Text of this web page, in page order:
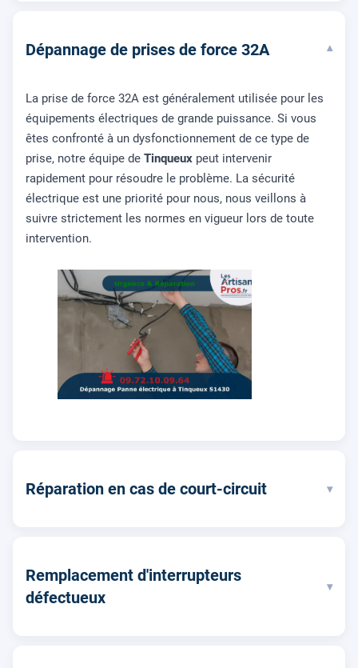
Dépannage de prises de force 32A ▾
La prise de force 32A est généralement utilisée pour les
équipements électriques de grande puissance. Si vous
êtes confronté à un dysfonctionnement de ce type de
prise, notre équipe de Tinqueux peut intervenir
rapidement pour résoudre le problème. La sécurité
électrique est une priorité pour nous, nous veillons à
suivre strictement les normes en vigueur lors de toute
intervention.
Réparation en cas de court-circuit ▾
Remplacement d'interrupteurs
défectueux
▾